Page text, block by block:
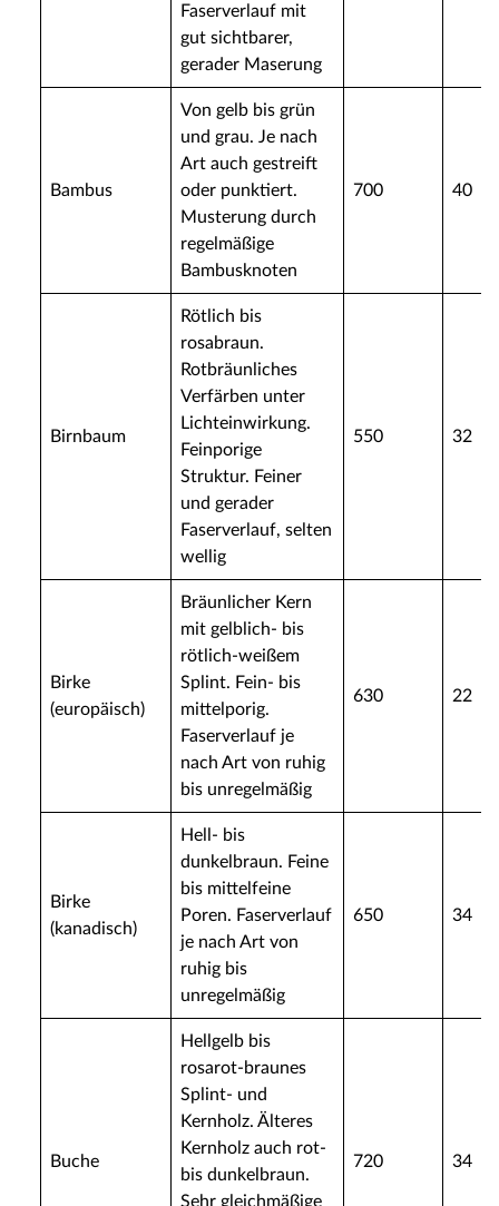
Faserverlauf mit
gut sichtbarer,
gerader Maserung
Bambus
Von gelb bis grün
und grau. Je nach
Art auch gestreift
oder punktiert.
Musterung durch
regelmäßige
Bambusknoten
700 40
Birnbaum
Rötlich bis
rosabraun.
Rotbräunliches
Verfärben unter
Lichteinwirkung.
Feinporige
Struktur. Feiner
und gerader
Faserverlauf, selten
wellig
550 32
Birke
(europäisch)
Bräunlicher Kern
mit gelblich- bis
rötlich-weißem
Splint. Fein- bis
mittelporig.
Faserverlauf je
nach Art von ruhig
bis unregelmäßig
630 22
Birke
(kanadisch)
Hell- bis
dunkelbraun. Feine
bis mittelfeine
Poren. Faserverlauf
je nach Art von
ruhig bis
unregelmäßig
650 34
Buche
Hellgelb bis
rosarot-braunes
Splint- und
Kernholz. Älteres
Kernholz auch rot-
bis dunkelbraun.
Sehr gleichmäßige
720 34